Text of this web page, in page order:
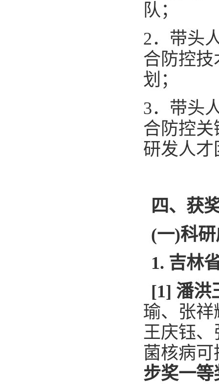
队；
2．带头
合防控
划；
3． 带头
合防控
研发人
四、获
(一)科
1. 吉林
[1] 潘洪
瑜、 张祥
王庆钰、
菌核病
步奖一等